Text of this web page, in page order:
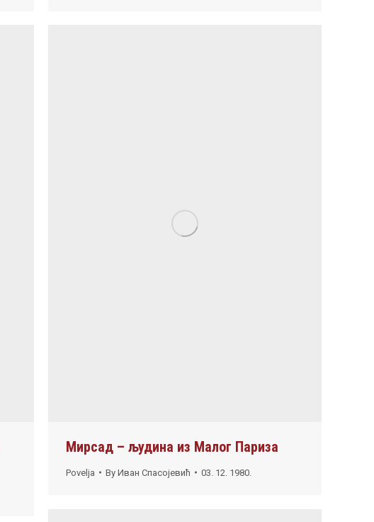
Мирсад – људина из Малог Париза
Povelja By Иван Спасојевић 03. 12. 1980.